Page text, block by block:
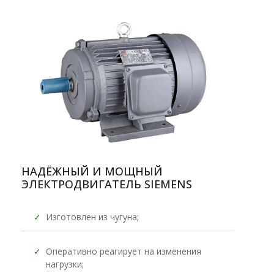
НАДЁЖНЫЙ И МОЩНЫЙ
ЭЛЕКТРОДВИГАТЕЛЬ SIEMENS
✓ Изготовлен из чугуна;
✓ Оперативно реагирует на изменения
нагрузки;